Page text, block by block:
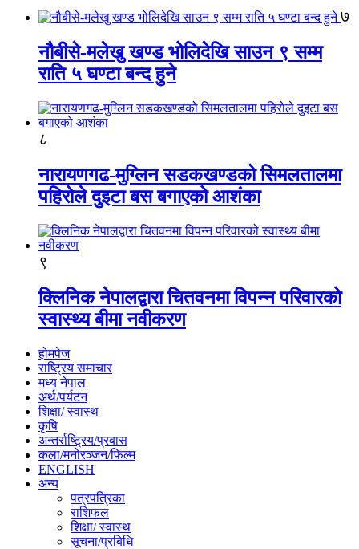
७
नौबीसे-मलेखु खण्ड भोलिदेखि साउन ९ सम्म
राति ५ घण्टा बन्द हुने
८
नारायणगढ-मुग्लिन सडकखण्डको सिमलतालमा
पहिरोले दुइटा बस बगाएको आशंका
९
क्लिनिक नेपालद्वारा चितवनमा विपन्न परिवारको
स्वास्थ्य बीमा नवीकरण
होमपेज
राष्ट्रिय समाचार
मध्य नेपाल
अर्थ/पर्यटन
शिक्षा/ स्वास्थ
कृषि
अन्तर्राष्ट्रिय/प्रबास
कला/मनोरञ्जन/फिल्म
ENGLISH
अन्य
पत्रपत्रिका
राशिफल
शिक्षा/ स्वास्थ
सूचना/प्रबिधि